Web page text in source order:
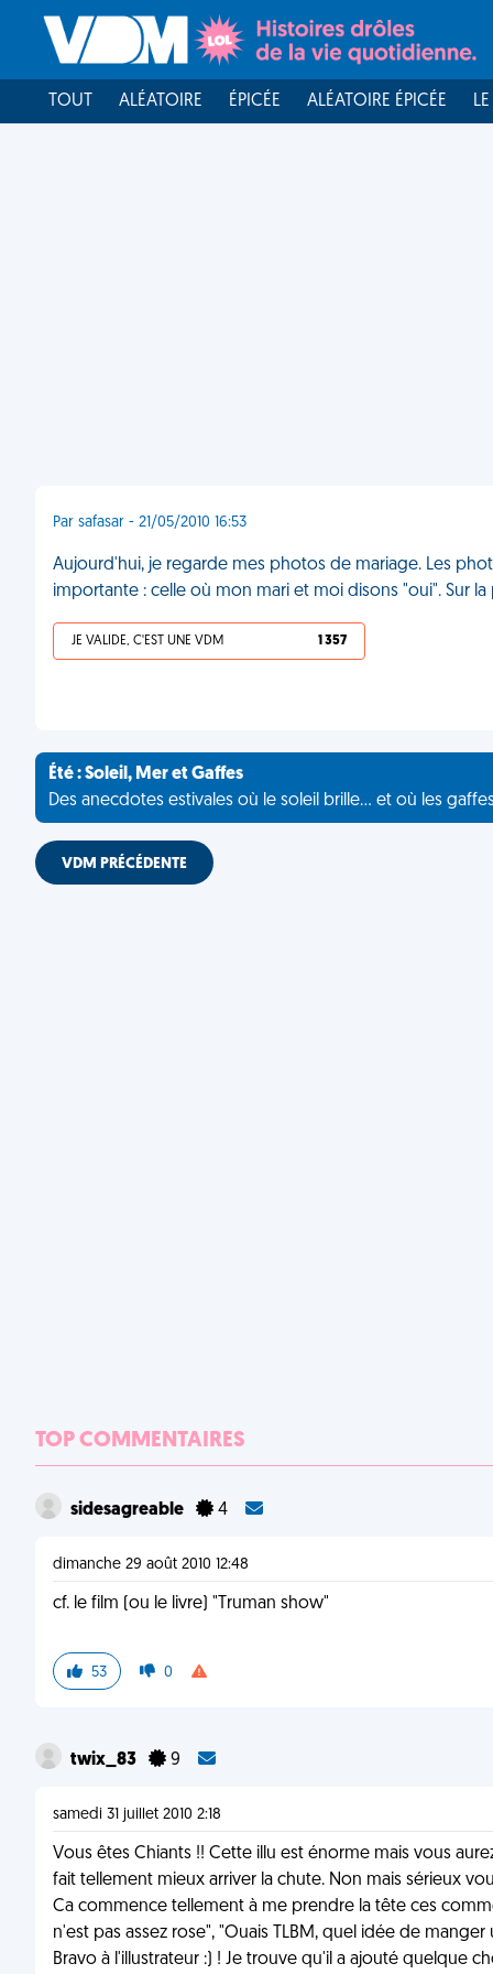
TOUT ALÉATOIRE ÉPICÉE ALÉATOIRE ÉPICÉE
Par safasar - 21/05/2010 16:53
Aujourd'hui, je regarde mes photos de mariage. Les
importante : celle où mon mari et moi disons "oui". Sur
JE VALIDE, C'EST UNE VDM 1 357
Été : Soleil, Mer et Gaffes
Des anecdotes estivales où le soleil brille... et où les
VDM PRÉCÉDENTE
TOP COMMENTAIRES
sidesagreable 4
dimanche 29 août 2010 12:48
cf. le film (ou le livre) "Truman show"
53 0
twix_83 9
samedi 31 juillet 2010 2:18
Vous êtes Chiants !! Cette illu est énorme mais vous
fait tellement mieux arriver la chute. Non mais sérieux
Ca commence tellement à me prendre la tête ces
n'est pas assez rose", "Ouais TLBM, quel idée de
Bravo à l'illustrateur :) ! Je trouve qu'il a ajouté quelque